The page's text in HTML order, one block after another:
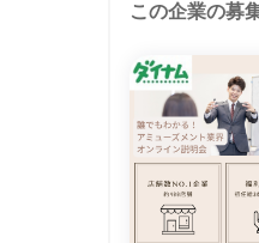
この企業の募